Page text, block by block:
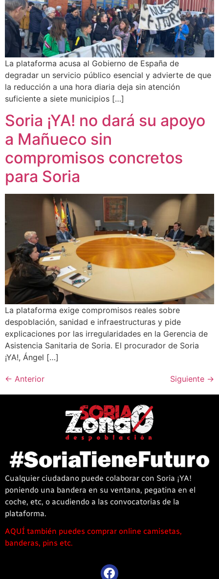
La plataforma acusa al Gobierno de España de
degradar un servicio público esencial y advierte de que
la reducción a una hora diaria deja sin atención
suficiente a siete municipios […]
Soria ¡YA! no dará su apoyo
a Mañueco sin
compromisos concretos
para Soria
La plataforma exige compromisos reales sobre
despoblación, sanidad e infraestructuras y pide
explicaciones por las irregularidades en la Gerencia de
Asistencia Sanitaria de Soria. El procurador de Soria
¡YA!, Ángel […]
← Anterior Siguiente →
Cualquier ciudadano puede colaborar con Soria ¡YA!
poniendo una bandera en su ventana, pegatina en el
coche, etc, o acudiendo a las convocatorias de la
plataforma.
1win
casino
AQUÍ también puedes comprar online camisetas,
banderas, pins etc.